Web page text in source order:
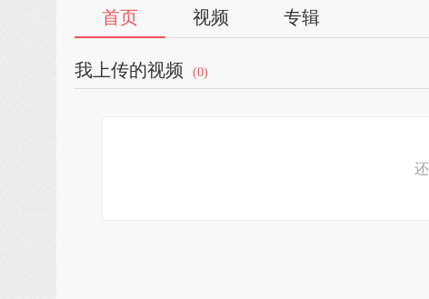
首页 视频 专辑
我上传的视频 (0)